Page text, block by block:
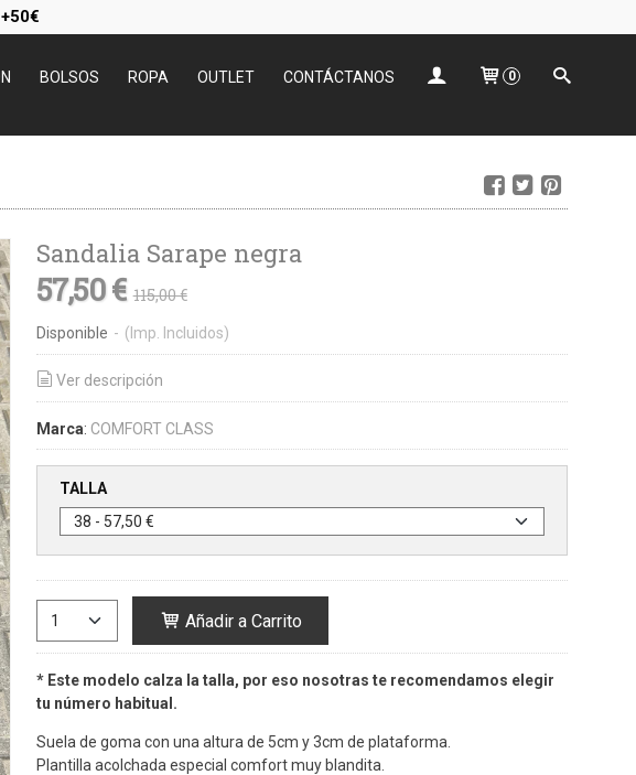
BOLSOS ROPA OUTLET CONTÁCTANOS 0
Sandalia Sarape negra
57,50 € 115,00 €
Disponible - (Imp. Incluidos)
Ver descripción
Marca: COMFORT CLASS
TALLA
Añadir a Carrito
* Este modelo calza la talla, por eso nosotras te recomendamos elegir
tu número habitual.
Suela de goma con una altura de 5cm y 3cm de plataforma.
Plantilla acolchada especial comfort muy blandita.